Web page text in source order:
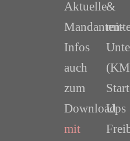
Aktuelle
Mandanten-
Infos
auch
zum
Download
mit
&
Ups